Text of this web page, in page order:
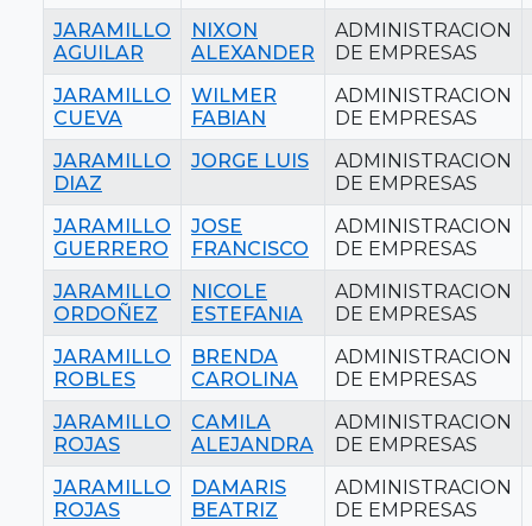
JARAMILLO
AGUILAR
NIXON
ALEXANDER
ADMINISTRACION
DE EMPRESAS
JARAMILLO
CUEVA
WILMER
FABIAN
ADMINISTRACION
DE EMPRESAS
JARAMILLO
DIAZ
JORGE LUIS
ADMINISTRACION
DE EMPRESAS
JARAMILLO
GUERRERO
JOSE
FRANCISCO
ADMINISTRACION
DE EMPRESAS
JARAMILLO
ORDOÑEZ
NICOLE
ESTEFANIA
ADMINISTRACION
DE EMPRESAS
JARAMILLO
ROBLES
BRENDA
CAROLINA
ADMINISTRACION
DE EMPRESAS
JARAMILLO
ROJAS
CAMILA
ALEJANDRA
ADMINISTRACION
DE EMPRESAS
JARAMILLO
ROJAS
DAMARIS
BEATRIZ
ADMINISTRACION
DE EMPRESAS